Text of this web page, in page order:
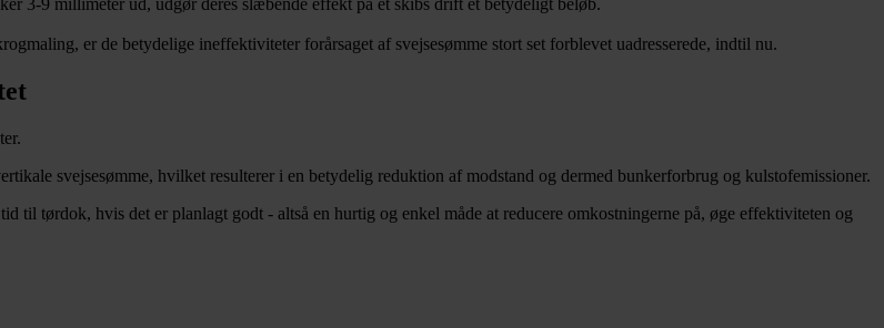
er de betydelige ineffektiviteter forårsaget af svejsesømme stort set forblevet uadresserede, indtil nu.
svejsesømme, hvilket resulterer i en betydelig reduktion af modstand og dermed bunkerforbrug og kulstofemissioner.
tørdok, hvis det er planlagt godt - altså en hurtig og enkel måde at reducere omkostningerne på, øge effektiviteten og